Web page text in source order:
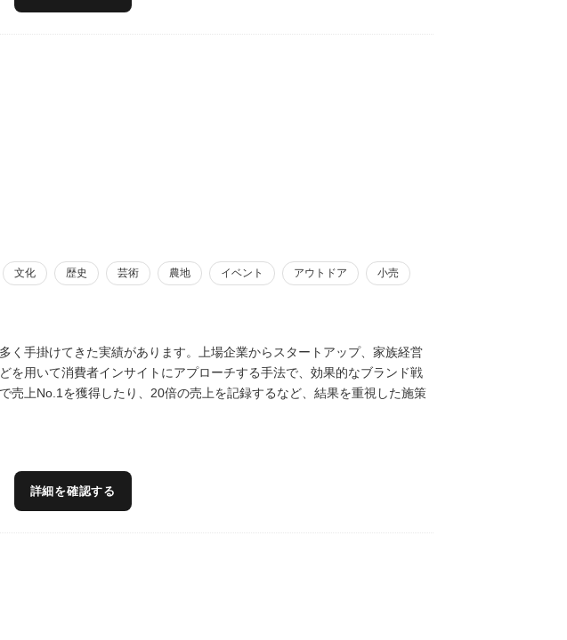
文化 歴史 芸術 農地 イベント アウトドア 小売
く手掛けてきた実績があります。上場企業からスタートアップ、家族経営
を用いて消費者インサイトにアプローチする手法で、効果的なブランド戦
売上No.1を獲得したり、20倍の売上を記録するなど、結果を重視した施策
想定される課題について経験を踏まえた助言が可能です。
詳細を確認する